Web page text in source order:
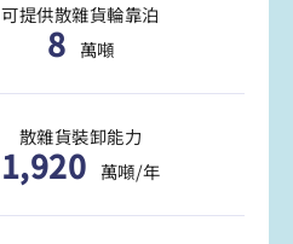
可提供散雜貨輪靠泊
8 萬噸
散雜貨裝卸能力
1,920 萬噸/年